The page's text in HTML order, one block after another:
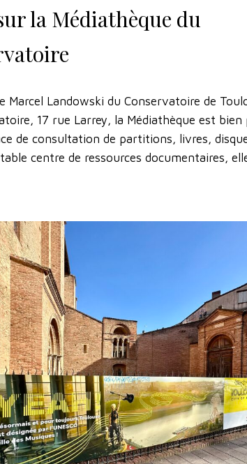
la Médiathèque du
Marcel Landowski du Conservatoire de
17 rue Larrey, la Médiathèque est bien
de consultation de partitions, livres,
centre de ressources documentaires,